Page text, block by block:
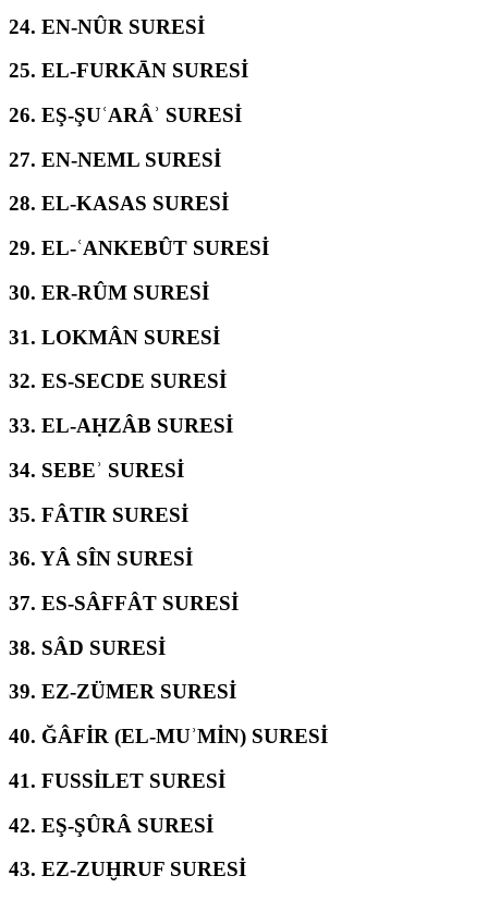
24. EN-NÛR SURESİ
25. EL-FURKĀN SURESİ
26. EŞ-ŞUʿARÂʾ SURESİ
27. EN-NEML SURESİ
28. EL-KASAS SURESİ
29. EL-ʿANKEBÛT SURESİ
30. ER-RÛM SURESİ
31. LOKMÂN SURESİ
32. ES-SECDE SURESİ
33. EL-AḤZÂB SURESİ
34. SEBEʾ SURESİ
35. FÂTIR SURESİ
36. YÂ SÎN SURESİ
37. ES-SÂFFÂT SURESİ
38. SÂD SURESİ
39. EZ-ZÜMER SURESİ
40. ĞÂFİR (EL-MUʾMİN) SURESİ
41. FUSSİLET SURESİ
42. EŞ-ŞÛRÂ SURESİ
43. EZ-ZUḪRUF SURESİ